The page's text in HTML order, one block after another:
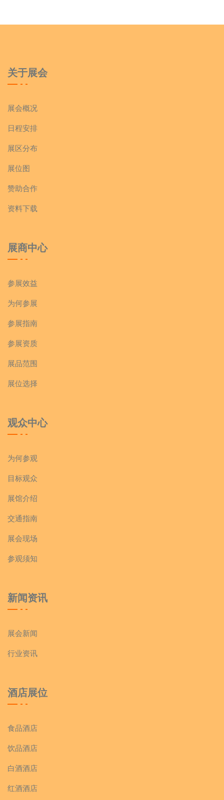
关于展会
展会概况
日程安排
展区分布
展位图
赞助合作
资料下载
展商中心
参展效益
为何参展
参展指南
参展资质
展品范围
展位选择
观众中心
为何参观
目标观众
展馆介绍
交通指南
展会现场
参观须知
新闻资讯
展会新闻
行业资讯
酒店展位
食品酒店
饮品酒店
白酒酒店
红酒酒店